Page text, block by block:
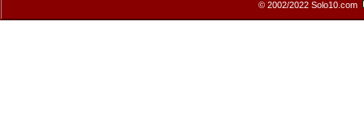
© 2002/2022 Solo10.com